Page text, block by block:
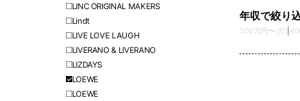
LINC ORIGINAL MAKERS
Lindt
LIVE LOVE LAUGH
LIVERANO & LIVERANO
LIZDAYS
LOEWE
LOEWE
年収で絞り
300万円〜 (0)